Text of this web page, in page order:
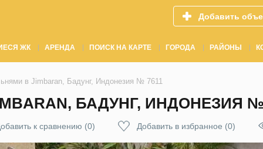
Добавить
ЖК АРЕНДА ПОИСК НА КАРТЕ ГОРОДА РАЙОНЫ
в Jimbaran, Бадунг, Индонезия № 7611
БАДУНГ, ИНДОНЕЗИЯ №
к сравнению (0) Добавить в избранное (0)